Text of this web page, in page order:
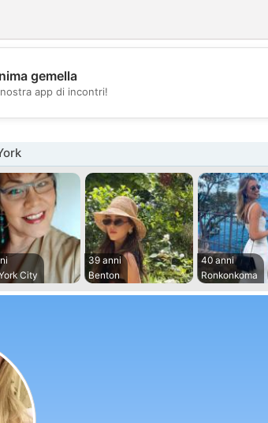
💕
gemella
app di incontri!
City
39 anni
Benton
40 anni
Ronkonkoma